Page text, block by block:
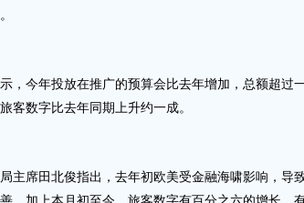
今年投放在推广的预算会比去年增加，总额超过
客数字比去年同期上升约一成。
席田北俊指出，去年初欧美受金融海啸影响，导